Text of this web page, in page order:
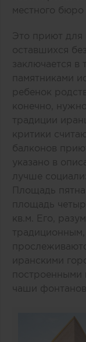
местного
Это приют для
оставшихся
заключается в
памятниками
ребенок
конечно,
традиции
критики
балконов
указано в
лучше
Площадь
площадь
кв.м. Его,
традиционным,
иранскими
построенными
чаши